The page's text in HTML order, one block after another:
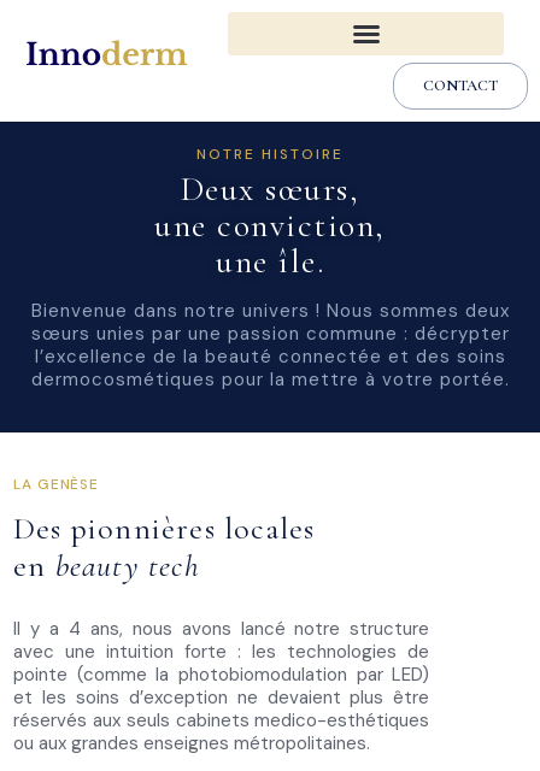
CONTACT
NOTRE HISTOIRE
Deux sœurs,
une conviction,
une île.
Bienvenue dans notre univers ! Nous sommes deux
sœurs unies par une passion commune : décrypter
l’excellence de la beauté connectée et des soins
dermocosmétiques pour la mettre à votre portée.
LA GENÈSE
Des pionnières locales
en beauty tech
Il y a 4 ans, nous avons lancé notre structure
avec une intuition forte : les technologies de
pointe (comme la photobiomodulation par LED)
et les soins d’exception ne devaient plus être
réservés aux seuls cabinets medico-esthétiques
ou aux grandes enseignes métropolitaines.